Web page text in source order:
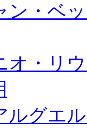
ン・ベ
オ・リ
ルグエ